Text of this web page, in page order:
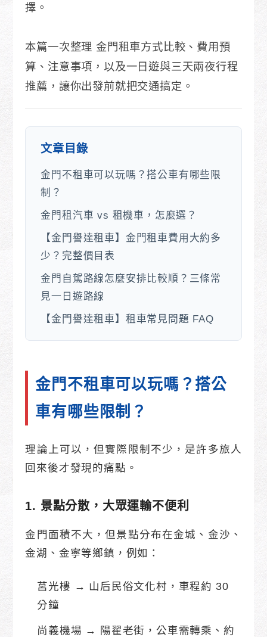
擇。
本篇一次整理 金門租車方式比較、費用預
算、注意事項，以及一日遊與三天兩夜行程
推薦，讓你出發前就把交通搞定。
文章目錄
金門不租車可以玩嗎？搭公車有哪些限
制？
金門租汽車 vs 租機車，怎麼選？
【金門譽達租車】金門租車費用大約多
少？完整價目表
金門自駕路線怎麼安排比較順？三條常
見一日遊路線
【金門譽達租車】租車常見問題 FAQ
金門不租車可以玩嗎？搭公
車有哪些限制？
理論上可以，但實際限制不少，是許多旅人
回來後才發現的痛點。
1. 景點分散，大眾運輸不便利
金門面積不大，但景點分布在金城、金沙、
金湖、金寧等鄉鎮，例如：
莒光樓 → 山后民俗文化村，車程約 30
分鐘
尚義機場 → 陽翟老街，公車需轉乘、約